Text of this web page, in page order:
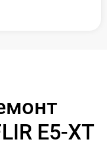
E5-XT